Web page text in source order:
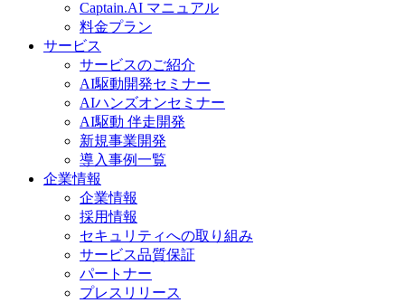
Captain.AI マニュアル
料金プラン
サービス
サービスのご紹介
AI駆動開発セミナー
AIハンズオンセミナー
AI駆動 伴走開発
新規事業開発
導入事例一覧
企業情報
企業情報
採用情報
セキュリティへの取り組み
サービス品質保証
パートナー
プレスリリース